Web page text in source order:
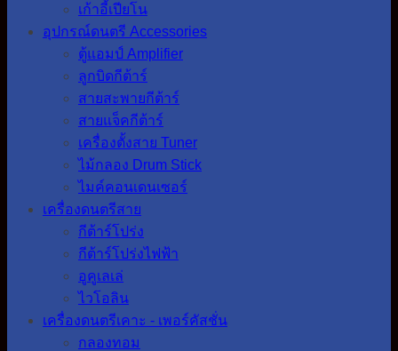
เก้าอี้เปียโน
อุปกรณ์ดนตรี Accessories
ตู้แอมป์ Amplifier
ลูกบิดกีต้าร์
สายสะพายกีต้าร์
สายแจ็คกีต้าร์
เครื่องตั้งสาย Tuner
ไม้กลอง Drum Stick
ไมค์คอนเดนเซอร์
เครื่องดนตรีสาย
กีต้าร์โปร่ง
กีต้าร์โปร่งไฟฟ้า
อูคูเลเล่
ไวโอลิน
เครื่องดนตรีเคาะ - เพอร์คัสชั่น
กลองทอม